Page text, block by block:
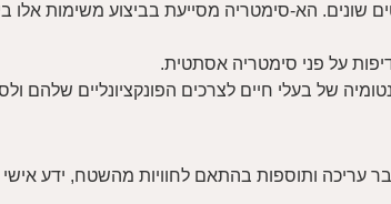
הא-סימטריה מסייעת בביצוע משימות אלו
על פני סימטריה אסתטית.
של בעלי חיים לצרכים הפונקציונליים שלהם